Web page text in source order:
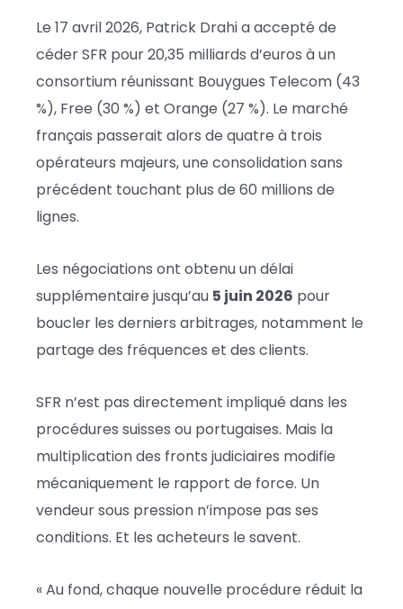
Le 17 avril 2026, Patrick Drahi a accepté de
céder SFR pour 20,35 milliards d’euros à un
consortium réunissant Bouygues Telecom (43
%), Free (30 %) et Orange (27 %). Le marché
français passerait alors de quatre à trois
opérateurs majeurs, une consolidation sans
précédent touchant plus de 60 millions de
lignes.
Les négociations ont obtenu un délai
supplémentaire jusqu’au 5 juin 2026 pour
boucler les derniers arbitrages, notamment le
partage des fréquences et des clients.
SFR n’est pas directement impliqué dans les
procédures suisses ou portugaises. Mais la
multiplication des fronts judiciaires modifie
mécaniquement le rapport de force. Un
vendeur sous pression n’impose pas ses
conditions. Et les acheteurs le savent.
« Au fond, chaque nouvelle procédure réduit la